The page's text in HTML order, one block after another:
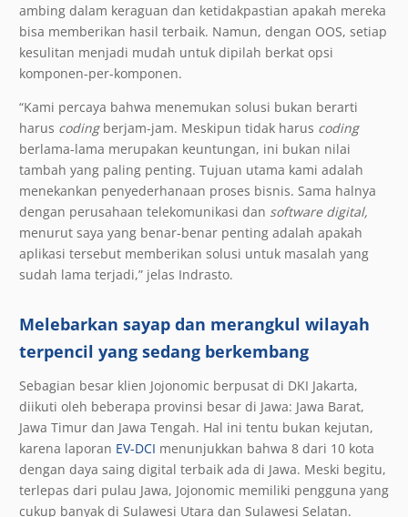
ambing dalam keraguan dan ketidakpastian apakah mereka
bisa memberikan hasil terbaik. Namun, dengan OOS, setiap
kesulitan menjadi mudah untuk dipilah berkat opsi
komponen-per-komponen.
“Kami percaya bahwa menemukan solusi bukan berarti
harus codingberjam-jam. Meskipun tidak harus coding
berlama-lama merupakan keuntungan, ini bukan nilai
tambah yang paling penting. Tujuan utama kami adalah
menekankan penyederhanaan proses bisnis. Sama halnya
dengan perusahaan telekomunikasi dan software digital,
menurut saya yang benar-benar penting adalah apakah
aplikasi tersebut memberikan solusi untuk masalah yang
sudah lama terjadi,” jelas Indrasto.
Melebarkan sayap dan merangkul wilayah
terpencil yang sedang berkembang
Sebagian besar klien Jojonomic berpusat di DKI Jakarta,
diikuti oleh beberapa provinsi besar di Jawa: Jawa Barat,
Jawa Timur dan Jawa Tengah. Hal ini tentu bukan kejutan,
karena laporan EV-DCI menunjukkan bahwa 8 dari 10 kota
dengan daya saing digital terbaik ada di Jawa. Meski begitu,
terlepas dari pulau Jawa, Jojonomic memiliki pengguna yang
cukup banyak di Sulawesi Utara dan Sulawesi Selatan.